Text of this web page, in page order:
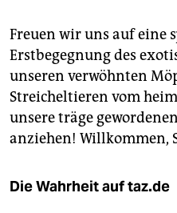
Freuen wir uns auf eine
Erstbegegnung des
unseren verwöhnten
Streicheltieren vom
unsere träge
anziehen! Willkommen,
Die Wahrheit auf taz.de